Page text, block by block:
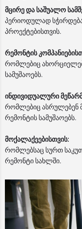
მცირე და საშუალო
პერიოდულად
პროექტებისთვის.
რემონტის
რომლებიც
სამუშაოებს.
ინდივიდუალური
რომლებიც ასრულებენ
რემონტის სამუშაოებს.
მოქალაქეებისთვის:
რომლებსაც სურთ
რემონტი სახლში.